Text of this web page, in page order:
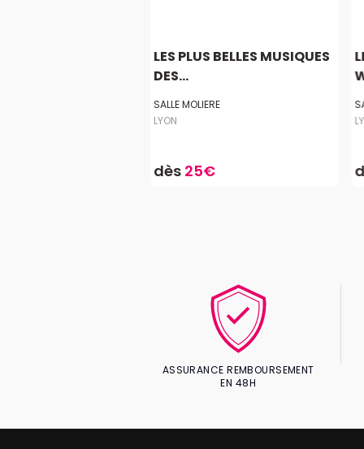
LES PLUS BELLES MUSIQUES
DES...
SALLE MOLIERE
LYON
dès 25€
ASSURANCE REMBOURSEMENT
EN 48H